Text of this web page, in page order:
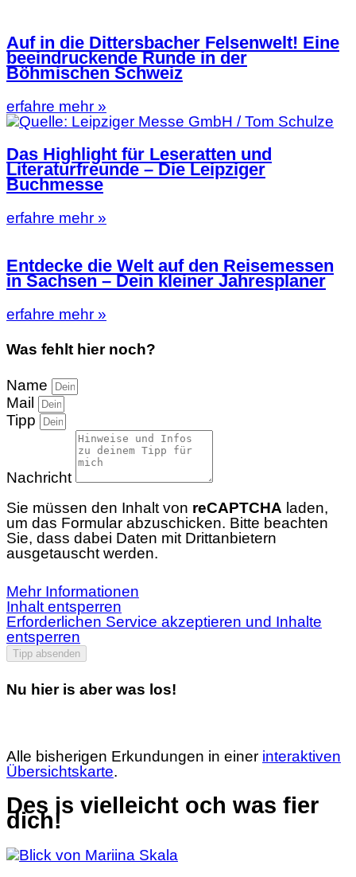
Auf in die Dittersbacher Felsenwelt! Eine
beeindruckende Runde in der
Böhmischen Schweiz
erfahre mehr »
Das Highlight für Leseratten und
Literaturfreunde – Die Leipziger
Buchmesse
erfahre mehr »
Entdecke die Welt auf den Reisemessen
in Sachsen – Dein kleiner Jahresplaner
erfahre mehr »
Was fehlt hier noch?
Name
Mail
Tipp
Nachricht
Sie müssen den Inhalt von reCAPTCHA laden,
um das Formular abzuschicken. Bitte beachten
Sie, dass dabei Daten mit Drittanbietern
ausgetauscht werden.
Mehr Informationen
Inhalt entsperren
Erforderlichen Service akzeptieren und Inhalte
entsperren
Tipp absenden
Nu hier is aber was los!
Alle bisherigen Erkundungen in einer interaktiven
Übersichtskarte.
Des is vielleicht och was fier
dich!